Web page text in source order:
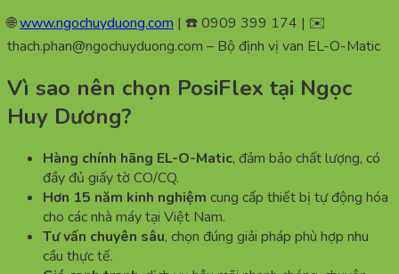
🌐www.ngochuyduong.com | ☎️ 0909 399 174 | ✉️
thach.phan@ngochuyduong.com – Bộ định vị van EL-O-Matic
Vì sao nên chọn PosiFlex tại Ngọc
Huy Dương?
Hàng chính hãng EL-O-Matic, đảm bảo chất lượng, có
đầy đủ giấy tờ CO/CQ.
Hơn 15 năm kinh nghiệm cung cấp thiết bị tự động hóa
cho các nhà máy tại Việt Nam.
Tư vấn chuyên sâu, chọn đúng giải pháp phù hợp nhu
cầu thực tế.